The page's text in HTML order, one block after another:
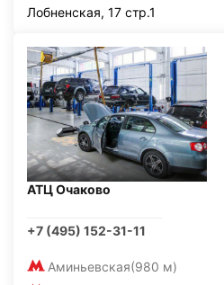
Лобненская, 17 стр.1
АТЦ Очаково
+7 (495) 152-31-11
Аминьевская(980 м)